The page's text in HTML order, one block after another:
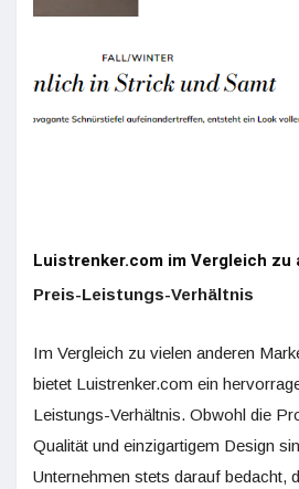
Luistrenker.com im Vergleich zu
Preis-Leistungs-Verhältnis
Im Vergleich zu vielen anderen
bietet Luistrenker.com ein
Leistungs-Verhältnis. Obwohl die
Qualität und einzigartigem Design
Unternehmen stets darauf bedacht,